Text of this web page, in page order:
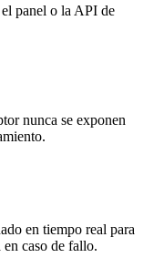
panel o la API de
nunca se exponen
en tiempo real para
caso de fallo.